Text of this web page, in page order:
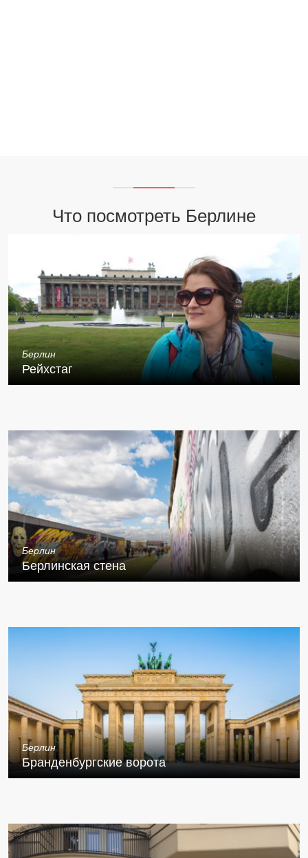
Что посмотреть Берлине
Берлин
Рейхстаг
Берлин
Берлинская стена
Берлин
Бранденбургские ворота